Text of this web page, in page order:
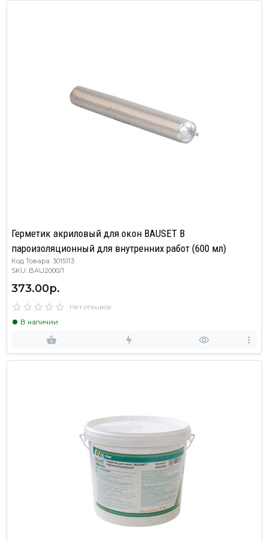
Герметик акриловый для окон BAUSET B
пароизоляционный для внутренних работ (600 мл)
Код Товара: 3015113
SKU: BAU2000/1
373.00р.
Нет отзывов
В наличии